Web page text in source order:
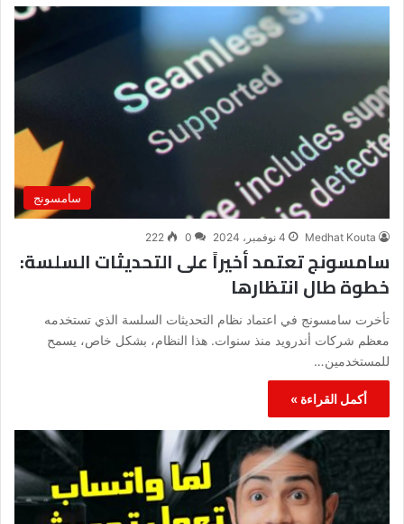
سامسونج
Medhat Kouta 4 نوفمبر، 2024 0
222
سامسونج تعتمد أخيراً على التحديثات السلسة:
خطوة طال انتظارها
تأخرت سامسونج في اعتماد نظام التحديثات السلسة الذي تستخدمه
معظم شركات أندرويد منذ سنوات. هذا النظام، بشكل خاص، يسمح
للمستخدمين…
أكمل القراءة »